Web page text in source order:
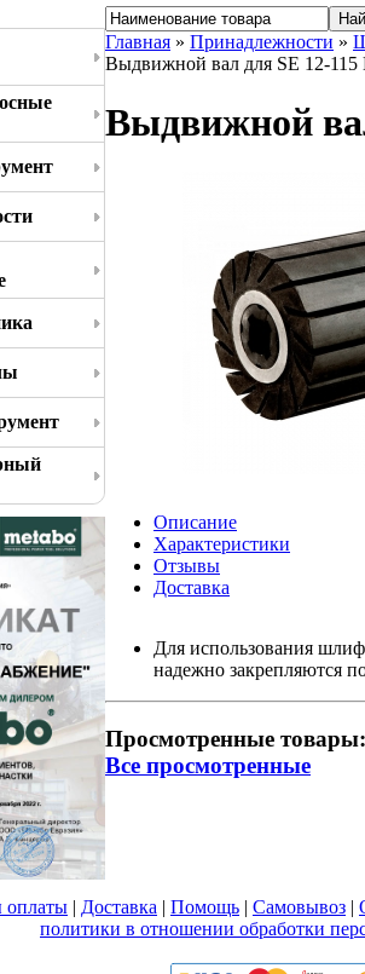
Главная » Принадлежности »
Выдвижной вал для SE 12-115
Выдвижной
Описание
Характеристики
Отзывы
Доставка
Для использования
надежно закрепляются
Просмотренные товары:
Все просмотренные
оплаты | Доставка | Помощь | Самовывоз |
политики в отношении обработки